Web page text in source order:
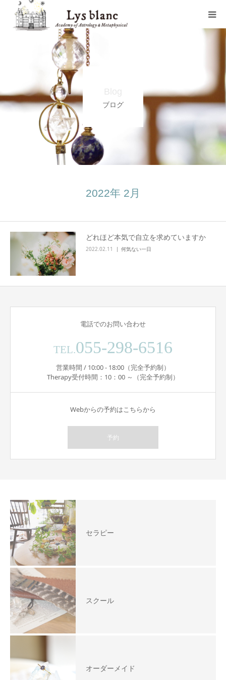
ブログ
2022年 2月
どれほど本気で自立を求めていますか
2022.02.11 何気ない一日
電話でのお問い合わせ
TEL.055-298-6516
営業時間 / 10:00 - 18:00（完全予約制）
Therapy受付時間：10：00 ～（完全予約制）
Webからの予約はこちらから
予約
セラピー
スクール
オーダーメイド
プロフィール
メニュー
ウェブショップ
店舗案内